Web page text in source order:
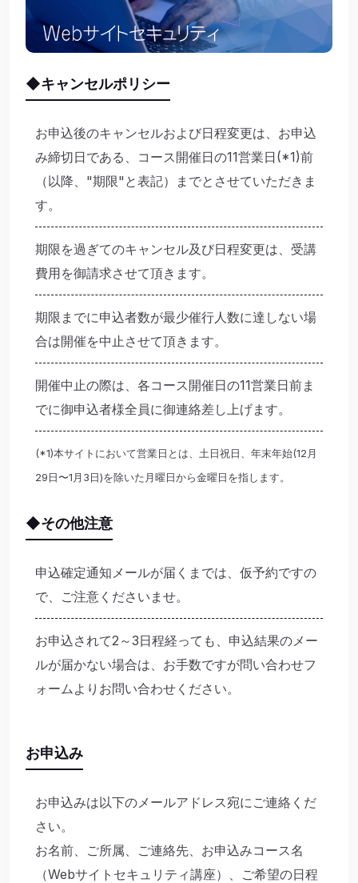
◆キャンセルポリシー
お申込後のキャンセルおよび日程変更は、お申込
み締切日である、コース開催日の11営業日(*1)前
（以降、"期限"と表記）までとさせていただきま
す。
期限を過ぎてのキャンセル及び日程変更は、受講
費用を御請求させて頂きます。
期限までに申込者数が最少催行人数に達しない場
合は開催を中止させて頂きます。
開催中止の際は、各コース開催日の11営業日前ま
でに御申込者様全員に御連絡差し上げます。
(*1)本サイトにおいて営業日とは、土日祝日、年末年始(12月
29日〜1月3日)を除いた月曜日から金曜日を指します。
◆その他注意
申込確定通知メールが届くまでは、仮予約ですの
で、ご注意くださいませ。
お申込されて2～3日程経っても、申込結果のメー
ルが届かない場合は、お手数ですが問い合わせフ
ォームよりお問い合わせください。
お申込み
お申込みは以下のメールアドレス宛にご連絡くだ
さい。
お名前、ご所属、ご連絡先、お申込みコース名
（Webサイトセキュリティ講座）、ご希望の日程